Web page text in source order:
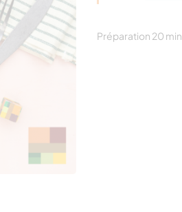
Préparation 20 min